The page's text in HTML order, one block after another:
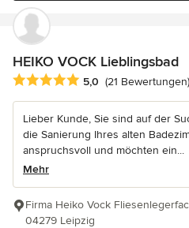
HEIKO VOCK Lieblingsbad
Durchschnittliche Bewertung: 5
5,0 (21 Bewertungen)
Lieber Kunde, Sie sind auf der
die Sanierung Ihres alten
anspruchsvoll und möchten ein...
Mehr
Firma Heiko Vock
04279 Leipzig